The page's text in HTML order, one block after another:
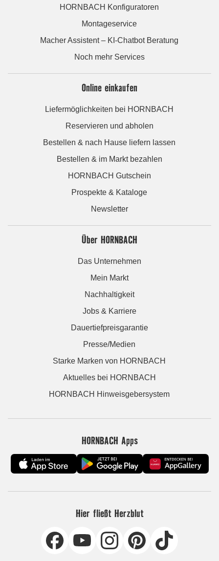
HORNBACH Konfiguratoren
Montageservice
Macher Assistent – KI-Chatbot Beratung
Noch mehr Services
Online einkaufen
Liefermöglichkeiten bei HORNBACH
Reservieren und abholen
Bestellen & nach Hause liefern lassen
Bestellen & im Markt bezahlen
HORNBACH Gutschein
Prospekte & Kataloge
Newsletter
Über HORNBACH
Das Unternehmen
Mein Markt
Nachhaltigkeit
Jobs & Karriere
Dauertiefpreisgarantie
Presse/Medien
Starke Marken von HORNBACH
Aktuelles bei HORNBACH
HORNBACH Hinweisgebersystem
HORNBACH Apps
Hier fließt Herzblut